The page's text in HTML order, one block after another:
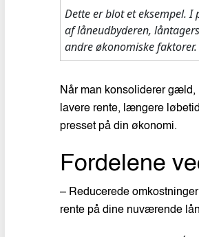
Dette er blot et eksempel.
af låneudbyderen,
andre økonomiske faktorer.
Når man konsoliderer gæld,
lavere rente, længere
presset på din økonomi.
Fordelene
– Reducerede
rente på dine nuværende